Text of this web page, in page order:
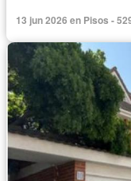
13 jun 2026 en Pisos -